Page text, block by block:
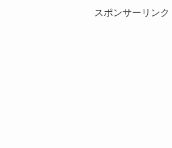
スポンサーリンク